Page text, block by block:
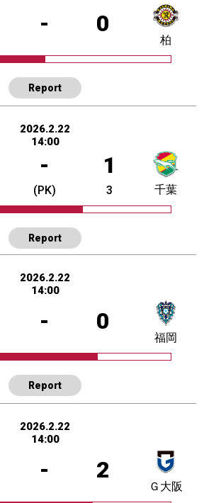
- 0
柏
Report
2026.2.22
14:00
- 1
(PK) 3 千葉
Report
2026.2.22
14:00
- 0
福岡
Report
2026.2.22
14:00
- 2
Ｇ大阪